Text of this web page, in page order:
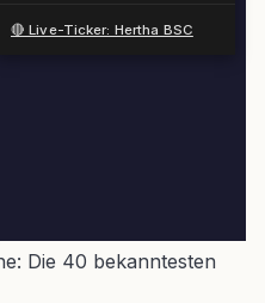
🔴 Live-Ticker: Hertha BSC
Die 40 bekanntesten